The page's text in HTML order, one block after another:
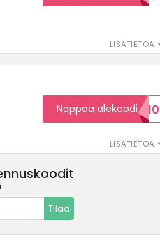
LISÄTIETOA
LISÄTIETOA
Nappaa alekoodi
KOODID10
Tilaa